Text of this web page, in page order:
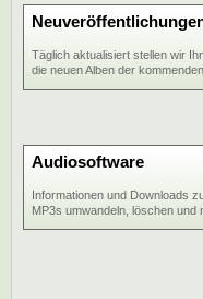
Täglich aktualisiert stellen wir
die neuen Alben der
Audiosoftware
Informationen und Downloads
MP3s umwandeln, löschen und